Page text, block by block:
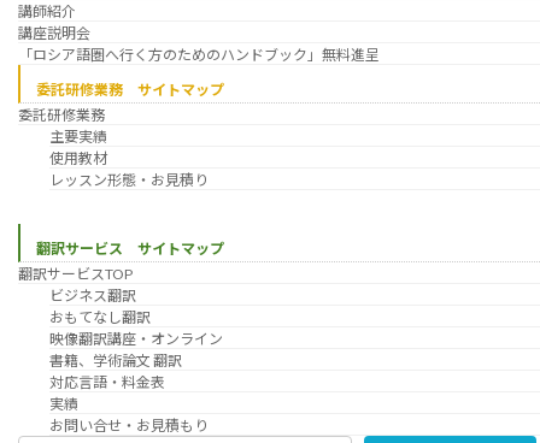
講師紹介
講座説明会
「ロシア語圏へ行く方のためのハンドブック」無料進呈
委託研修業務 サイトマップ
委託研修業務
主要実績
使用教材
レッスン形態・お見積り
翻訳サービス サイトマップ
翻訳サービスTOP
ビジネス翻訳
おもてなし翻訳
映像翻訳講座・オンライン
書籍、学術論文 翻訳
対応言語・料金表
実績
お問い合せ・お見積もり